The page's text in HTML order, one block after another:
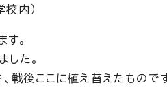
内）
。
した。
後ここに植え替えたものです